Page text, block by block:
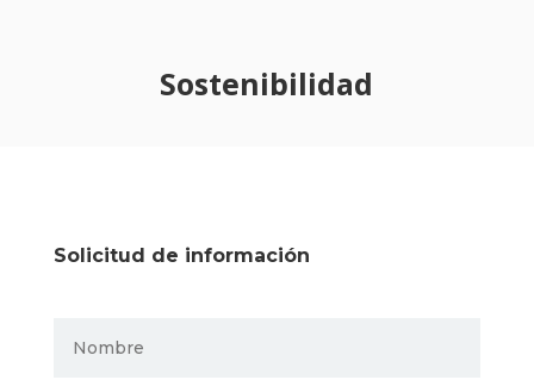
Sostenibilidad
Solicitud de información